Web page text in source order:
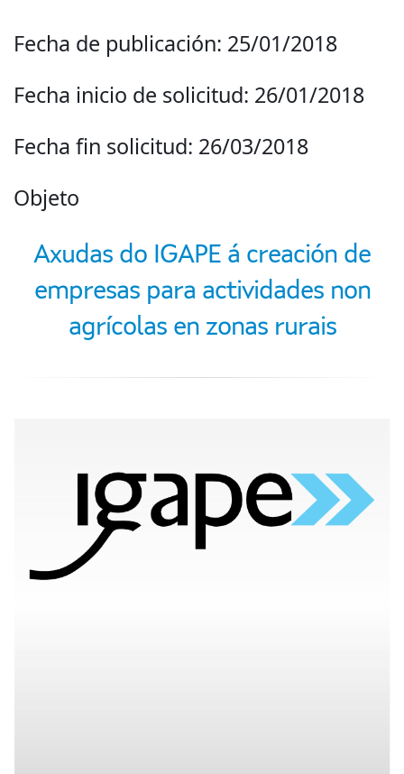
Fecha de publicación: 25/01/2018
Fecha inicio de solicitud: 26/01/2018
Fecha fin solicitud: 26/03/2018
Objeto
Axudas do IGAPE á creación de
empresas para actividades non
agrícolas en zonas rurais